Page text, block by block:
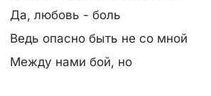
Да, любовь - боль
Ведь опасно быть не со мной
Между нами бой, но